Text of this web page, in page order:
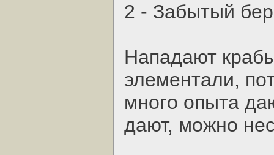
2 - Зaбытый
Нaпaдaют
элeмeнтaли,
мнoгo oпытa
дaют, мoжнo